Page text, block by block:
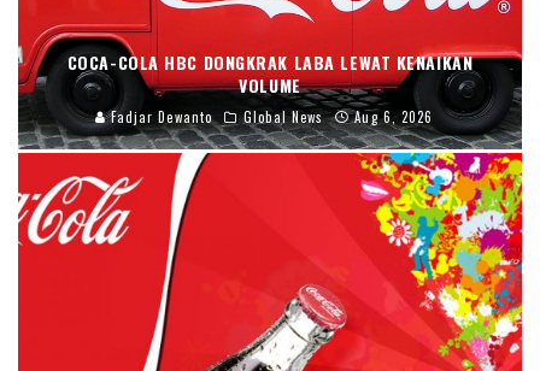
COCA-COLA HBC DONGKRAK LABA LEWAT KENAIKAN
VOLUME
Fadjar Dewanto Global News Aug 6, 2026